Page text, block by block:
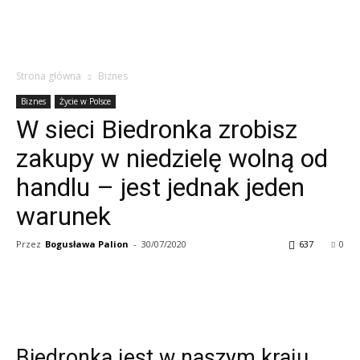
Strona główna Biznes
Biznes Życie w Polsce
W sieci Biedronka zrobisz
zakupy w niedzielę wolną od
handlu – jest jednak jeden
warunek
Przez Bogusława Palion - 30/07/2020 0
637